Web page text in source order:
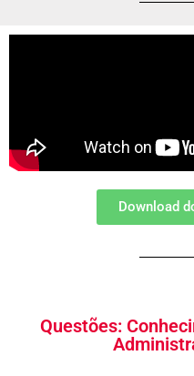
Download
Questões: